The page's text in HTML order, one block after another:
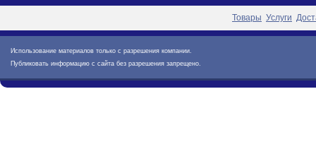
Товары Услуги
Использование материалов только с разрешения компании.
Публиковать информацию с сайта без разрешения запрещено.